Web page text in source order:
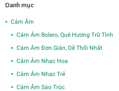
Danh mục
Cảm Âm
Cảm Âm Bolero, Quê Hương Trữ Tình
Cảm Âm Đơn Giản, Dễ Thổi Nhất
Cảm Âm Nhạc Hoa
Cảm Âm Nhạc Trẻ
Cảm Âm Sáo Trúc